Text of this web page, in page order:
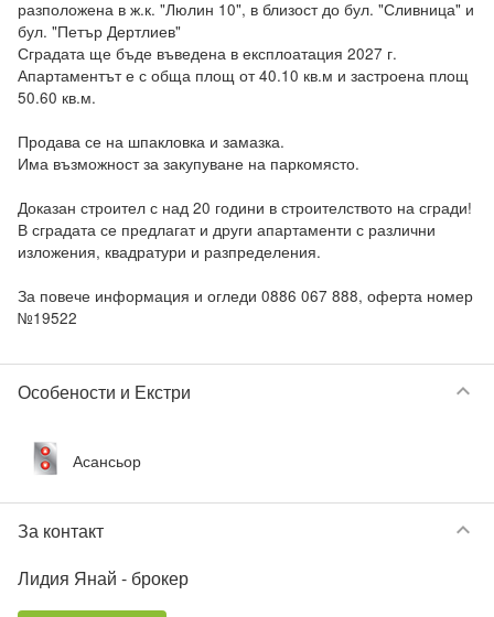
разположена в ж.к. "Люлин 10", в близост до бул. "Сливница" и
бул. "Петър Дертлиев"
Сградата ще бъде въведена в експлоатация 2027 г.
Апартаментът е с обща площ от 40.10 кв.м и застроена площ
50.60 кв.м.
Продава се на шпакловка и замазка.
Има възможност за закупуване на паркомясто.
Доказан строител с над 20 години в строителството на сгради!
В сградата се предлагат и други апартаменти с различни
изложения, квадратури и разпределения.
За повече информация и огледи 0886 067 888, оферта номер
Особености и Екстри keyboard_arrow_down
Асансьор
За контакт keyboard_arrow_down
Лидия Янай - брокер